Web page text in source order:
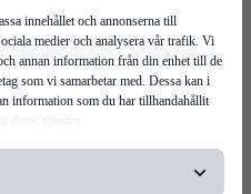
innehållet och annonserna till
medier och analysera vår trafik. Vi
annan information från din enhet till de
som vi samarbetar med. Dessa kan i
information som du har tillhandahållit
tjänster.